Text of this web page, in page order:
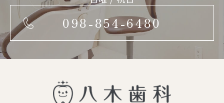
098-854-6480